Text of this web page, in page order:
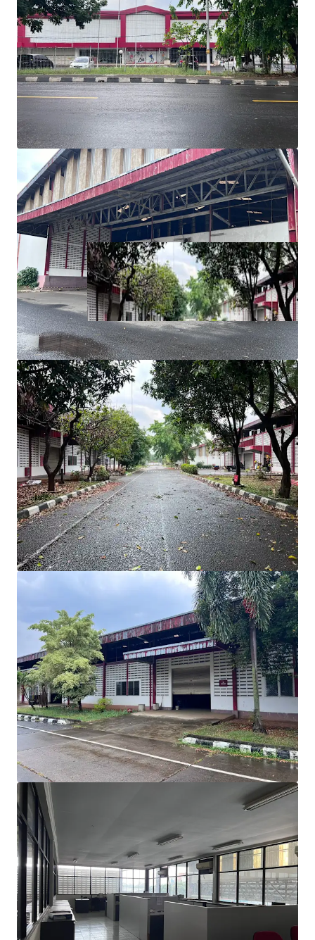
Situated in the industrial zoning of Purwakarta area,
ideal for light manufacturing, assembly or
warehousing activities
Featuring a substantial land parcel of 42,940 sqm with
20,095 sqm of existing built-up area
Convenient access to Cipularang toll road
Located 10 minutes away from Exit toll road towards
Sadang, Purwakarta, Subang